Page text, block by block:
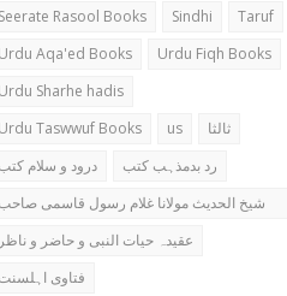
Seerate Rasool Books
Sindhi
Taruf
Urdu Aqa'ed Books
Urdu Fiqh Books
Urdu Sharhe hadis
Urdu Taswwuf Books
us
ثالثا
درود و سلام کتب
رد بدمذہب کتب
شیخ الحدیث مولانا غلام رسول قاسمی صاحب
کتب
عقیدہ حیات النبی و حاضر و ناظر
فتاوی اہلسنت